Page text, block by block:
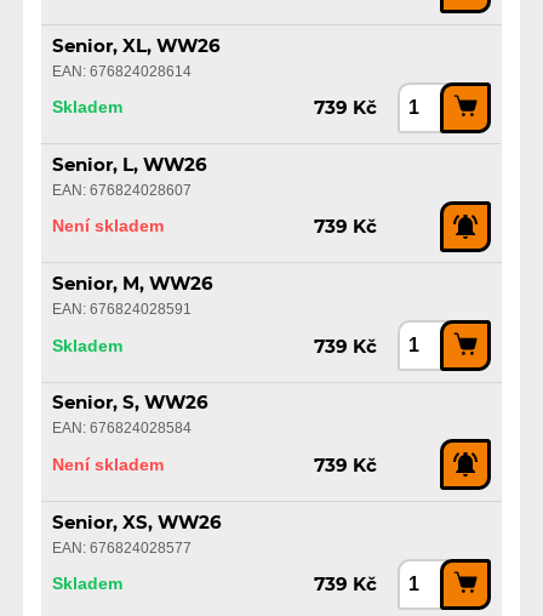
Senior, XL, WW26
EAN: 676824028614
Skladem 739 Kč
Senior, L, WW26
EAN: 676824028607
Není skladem 739 Kč
Senior, M, WW26
EAN: 676824028591
Skladem 739 Kč
Senior, S, WW26
EAN: 676824028584
Není skladem 739 Kč
Senior, XS, WW26
EAN: 676824028577
Skladem 739 Kč